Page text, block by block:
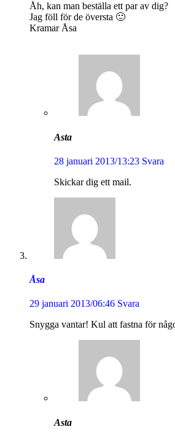
Åh, kan man beställa ett par av dig?
Jag föll för de översta 🙂
Kramar Åsa
Asta
28 januari 2013/13:23 Svara
Skickar dig ett mail.
Åsa
29 januari 2013/06:46 Svara
Snygga vantar! Kul att fastna för
Asta